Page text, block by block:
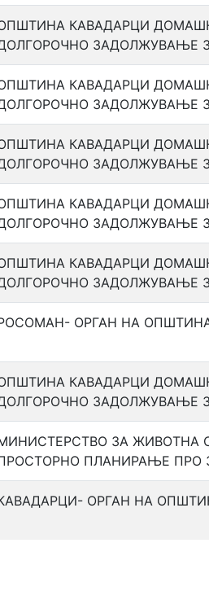
КАВАДАРЦИ
ЗАДОЛЖУВАЊЕ
КАВАДАРЦИ
ЗАДОЛЖУВАЊЕ
КАВАДАРЦИ
ЗАДОЛЖУВАЊЕ
КАВАДАРЦИ
ЗАДОЛЖУВАЊЕ
КАВАДАРЦИ
ЗАДОЛЖУВАЊЕ
ОРГАН НА
КАВАДАРЦИ
ЗАДОЛЖУВАЊЕ
ЗА ЖИВОТНА
ПЛАНИРАЊЕ ПРО
ОРГАН НА